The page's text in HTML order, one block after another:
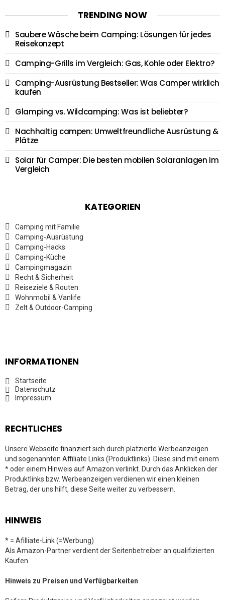
TRENDING NOW
Saubere Wäsche beim Camping: Lösungen für jedes
Reisekonzept
Camping-Grills im Vergleich: Gas, Kohle oder Elektro?
Camping-Ausrüstung Bestseller: Was Camper wirklich
kaufen
Glamping vs. Wildcamping: Was ist beliebter?
Nachhaltig campen: Umweltfreundliche Ausrüstung &
Plätze
Solar für Camper: Die besten mobilen Solaranlagen im
Vergleich
KATEGORIEN
Camping mit Familie
Camping-Ausrüstung
Camping-Hacks
Camping-Küche
Campingmagazin
Recht & Sicherheit
Reiseziele & Routen
Wohnmobil & Vanlife
Zelt & Outdoor-Camping
INFORMATIONEN
Startseite
Datenschutz
Impressum
RECHTLICHES
Unsere Webseite finanziert sich durch platzierte Werbeanzeigen
und sogenannten Affiliate Links (Produktlinks). Diese sind mit einem
* oder einem Hinweis auf Amazon verlinkt. Durch das Anklicken der
Produktlinks bzw. Werbeanzeigen verdienen wir einen kleinen
Betrag, der uns hilft, diese Seite weiter zu verbessern.
HINWEIS
* = Afilliate-Link (=Werbung)
Als Amazon-Partner verdient der Seitenbetreiber an qualifizierten
Käufen.
Hinweis zu Preisen und Verfügbarkeiten